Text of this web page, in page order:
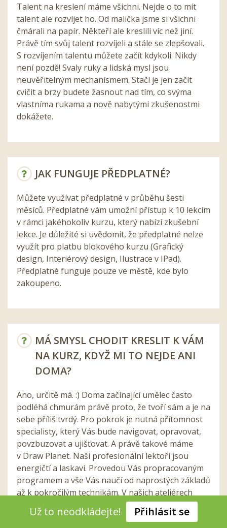
Už to neodkládejte! Přihlásit se
Talent na kreslení máme všichni. Nejde o to mít
talent ale rozvíjet ho. Od malička jsme si všichni
čmárali na papír. Někteří ale kreslili víc než jiní.
Právě tím svůj talent rozvíjeli a stále se zlepšovali.
S rozvíjením talentu můžete začít kdykoli. Nikdy
není pozdě! Svaly ruky a lidská mysl jsou
neuvěřitelným mechanismem. Stačí je jen začít
cvičit a brzy budete žasnout nad tím, co svýma
vlastníma rukama a nově nabytými zkušenostmi
dokážete.
JAK FUNGUJE PŘEDPLATNÉ?
Můžete využívat předplatné v průběhu šesti
měsíců. Předplatné vám umožní přístup k 10 lekcím
v rámci jakéhokoliv kurzu, který nabízí zkušební
lekce. Je důležité si uvědomit, že předplatné nelze
využít pro platbu blokového kurzu (Grafický
design, Interiérový design, Ilustrace v IPad).
Předplatné funguje pouze ve městě, kde bylo
zakoupeno.
MÁ SMYSL CHODIT KRESLIT K VÁM
NA KURZ, KDYŽ MI TO NEJDE ANI
DOMA?
Ano, určitě má. :) Doma začínající umělec často
podléhá chmurám právě proto, že tvoří sám a je na
sebe příliš tvrdý. Pro pokrok je nutná přítomnost
specialisty, který Vás bude navigovat, opravovat,
povzbuzovat a ujišťovat. A právě takové máme
v Draw Planet. Naši profesionální lektoři jsou
energičtí a laskaví. Provedou Vás propracovaným
programem a vše Vás naučí od naprostých základů
až k pokročilým technikám. V našich ateliérech
vládne dobrá nálada, klid a pohoda. Všechny naše
studenty motivujeme a inspirujeme.